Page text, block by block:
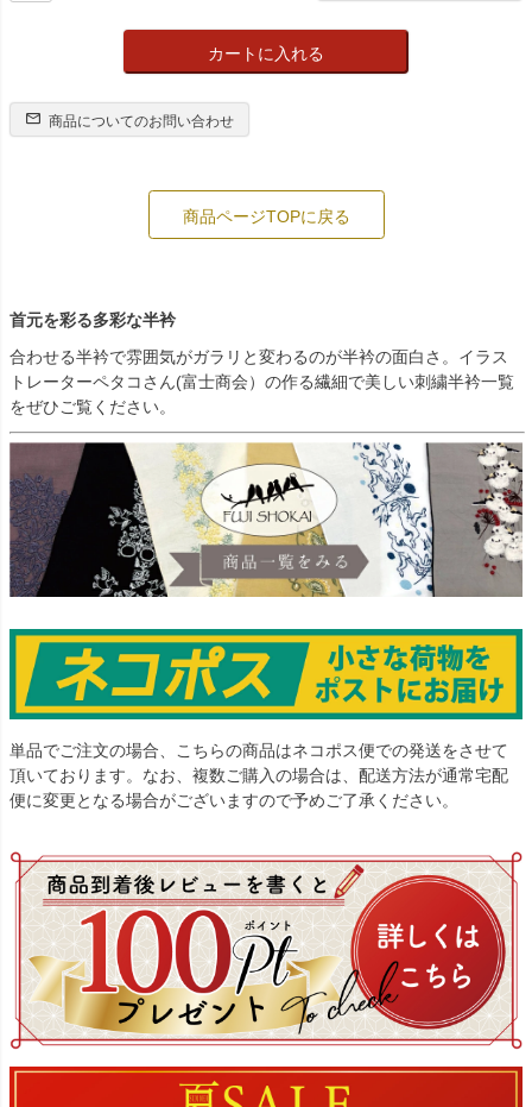
カートに入れる
商品についてのお問い合わせ
商品ページTOPに戻る
首元を彩る多彩な半衿
合わせる半衿で雰囲気がガラリと変わるのが半衿の面白さ。イラス
トレーターペタコさん(富士商会）の作る繊細で美しい刺繍半衿一覧
をぜひご覧ください。
単品でご注文の場合、こちらの商品はネコポス便での発送をさせて
頂いております。なお、複数ご購入の場合は、配送方法が通常宅配
便に変更となる場合がございますので予めご了承ください。